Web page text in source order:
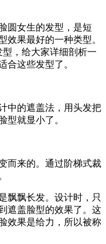
圆女生的发型，是短
效果最好的一种类型。
，给大家详细剖析一
合这些发型了。
中的遮盖法，用头发把
型就显小了。
而来的。通过阶梯式裁
飘飘长发。设计时，只
遮盖脸型的效果了。这
效果是给力，所以被称